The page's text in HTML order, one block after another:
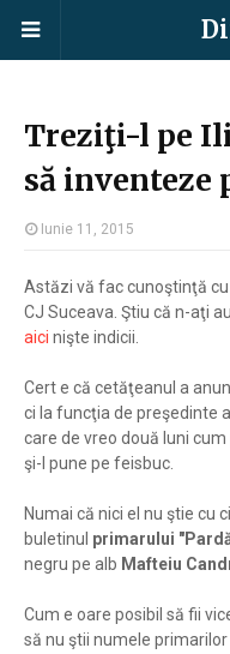
Treziţi-l pe
să inventeze
Iunie 11, 2015
Astăzi vă fac cunoştinţă
CJ Suceava. Ştiu că n-aţi
aici nişte indicii.
Cert e că cetăţeanul a
ci la funcţia de preşedinte
care de vreo două luni
şi-l pune pe feisbuc.
Numai că nici el nu ştie cu
buletinul primarului
negru pe alb Mafteiu
Cum e oare posibil să fii
să nu ştii numele